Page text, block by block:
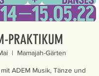
PRAKTIKUM
  |
Mamajah-Gärten
ADEM Musik, Tänze und